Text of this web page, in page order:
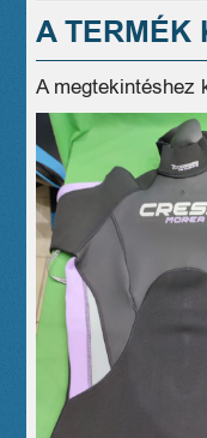
A TERMÉK
A megtekintéshez